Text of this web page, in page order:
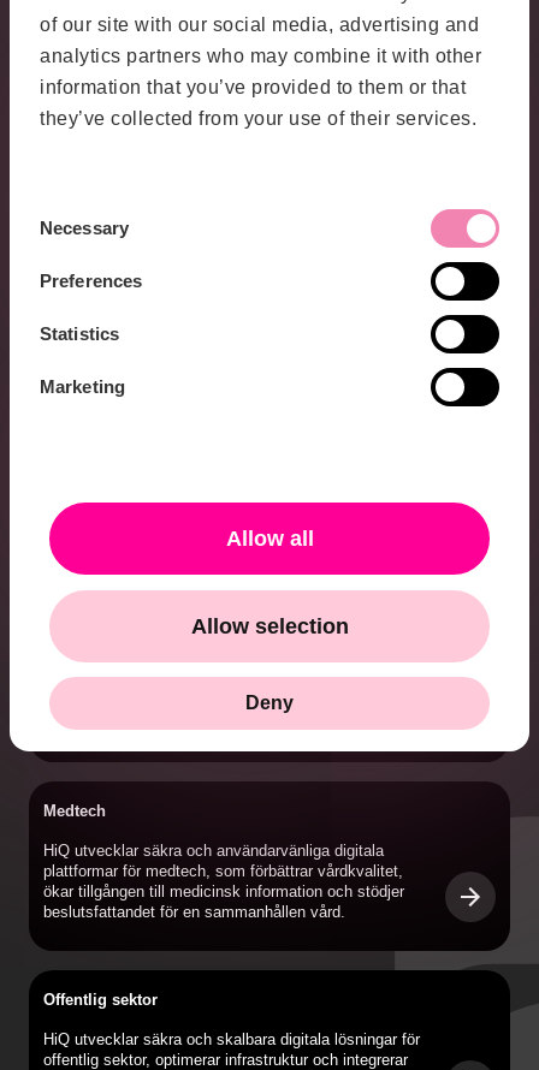
of our site with our social media, advertising and
analytics partners who may combine it with other
information that you’ve provided to them or that
they’ve collected from your use of their services.
Necessary
Preferences
Statistics
Marketing
Allow all
Allow selection
Deny
Fordon
HiQ stödjer fordonsindustrins övergång till
mjukvarudefinierade fordon genom att leverera säkra,
skalbara lösningar för autonom teknik och uppkopplade
system, och vägleder kunder från forskning till
Energi
expertis inom mjukvaruutveckling, digitalisering och
innovation och skapa hållbara, framtidssäkra lösningar
för energiomställningen i Sverige.
och effektivisera processer med expertis inom digital
transformation och automation.
Industri
HiQ levererar avancerade digitala lösningar för industrin
och utvecklar robusta system som automatiserar och
optimerar produktionen, vilket ökar säkerheten och
effektiviteten.
Medtech
HiQ utvecklar säkra och användarvänliga digitala
plattformar för medtech, som förbättrar vårdkvalitet,
ökar tillgången till medicinsk information och stödjer
beslutsfattandet för en sammanhållen vård.
Offentlig sektor
HiQ utvecklar säkra och skalbara digitala lösningar för
offentlig sektor, optimerar infrastruktur och integrerar